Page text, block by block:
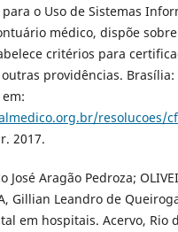
o Uso de Sistemas
médico, dispõe
critérios para
providências.
resolucoes/
2017.
José Aragão Pedroza;
Gillian Leandro de
em hospitais. Acervo, Rio